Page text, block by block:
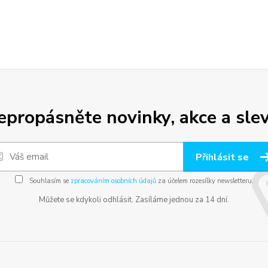
novinky, akce a
Přihlásit se
Souhlasím se zpracováním osobních údajůza účelem rozesílky newsletteru.
Můžete se kdykoli odhlásit. Zasíláme jednou za 14 dní.